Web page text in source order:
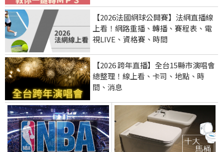
【2026法國網球公開賽】法網直播線
上看！網路重播、轉播、賽程表、電
視LIVE、資格賽、時間
【2026 跨年直播】全台15縣市演唱會
總整理！線上看、卡司、地點、時
間、消息